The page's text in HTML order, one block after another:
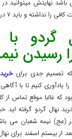
و باید ۷ در ۸ متر را رعایت کنید.
گردو
رسیدن
که تصمیم جدی برای
کنیم تا با
که غالبا موقع تماس از
نهال گردو گرفته اید
(عج) نیمه شعبان می
از بیستم اسفند برای